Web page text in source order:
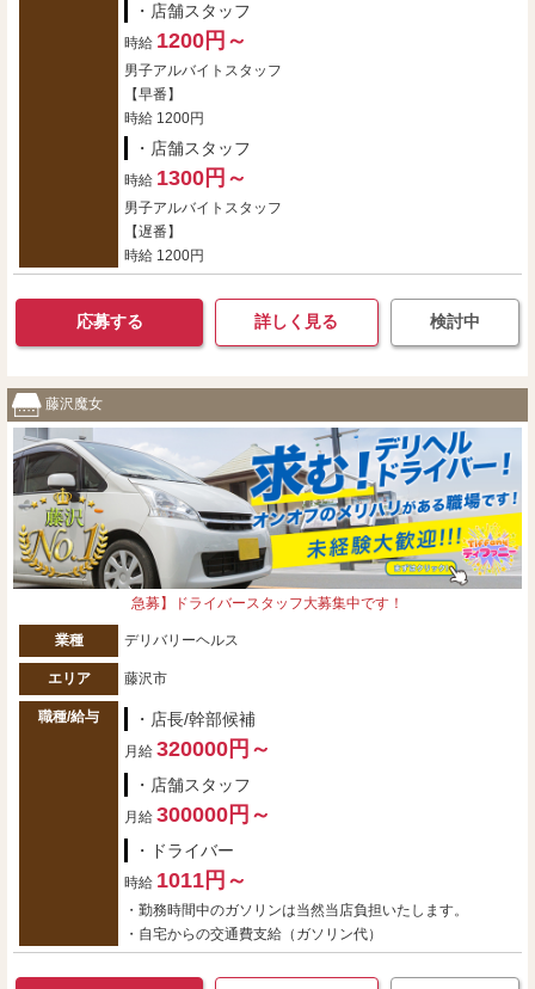
・店舗スタッフ
時給 1200円～
男子アルバイトスタッフ
【早番】
時給 1200円
・店舗スタッフ
時給 1300円～
男子アルバイトスタッフ
【遅番】
時給 1200円
応募する 詳しく見る 検討中
藤沢魔女
急募】ドライバースタッフ大募集中です！
業種 デリバリーヘルス
エリア 藤沢市
職種/給与 ・店長/幹部候補
月給 320000円～
・店舗スタッフ
月給 300000円～
・ドライバー
時給 1011円～
・勤務時間中のガソリンは当然当店負担いたします。
・自宅からの交通費支給（ガソリン代）